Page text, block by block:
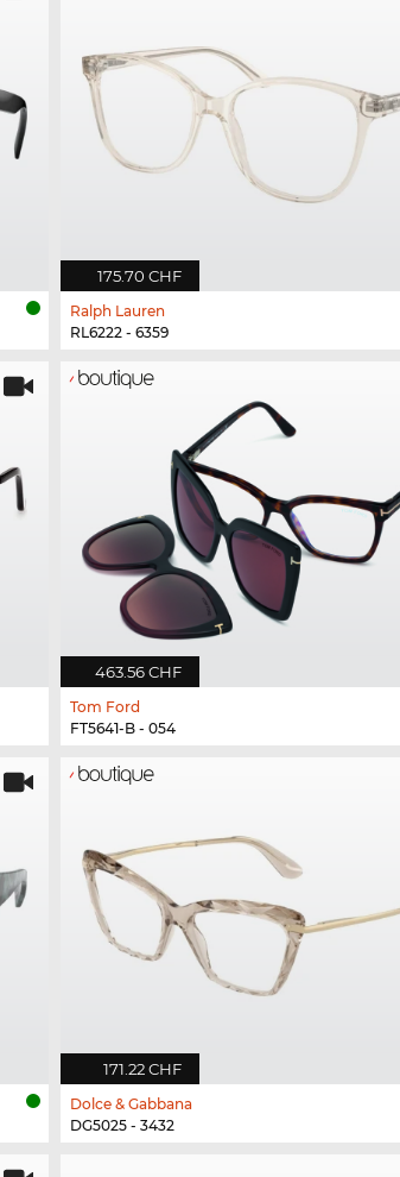
175.70 CHF
Ralph Lauren
RL6222 - 6359
463.56 CHF
Tom Ford
FT5641-B - 054
171.22 CHF
Dolce & Gabbana
DG5025 - 3432